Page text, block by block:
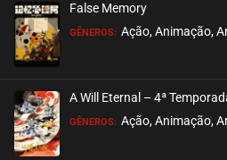
EPISÓDIO 19
setembro 28, 2020
EPISÓDIO 18
setembro 28, 2020
False Memory
GÊNEROS: Ação, Animação,
A Will Eternal – 4ª
GÊNEROS: Ação, Animação,